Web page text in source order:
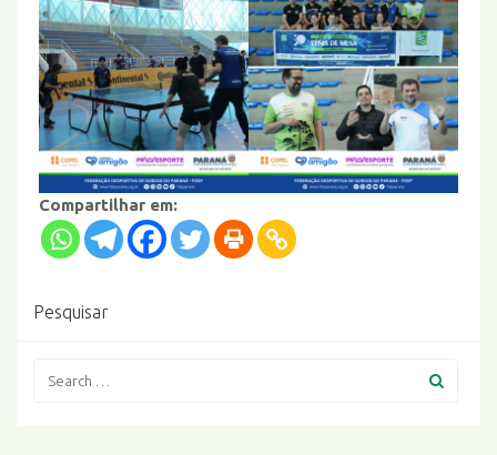
Compartilhar em:
Pesquisar